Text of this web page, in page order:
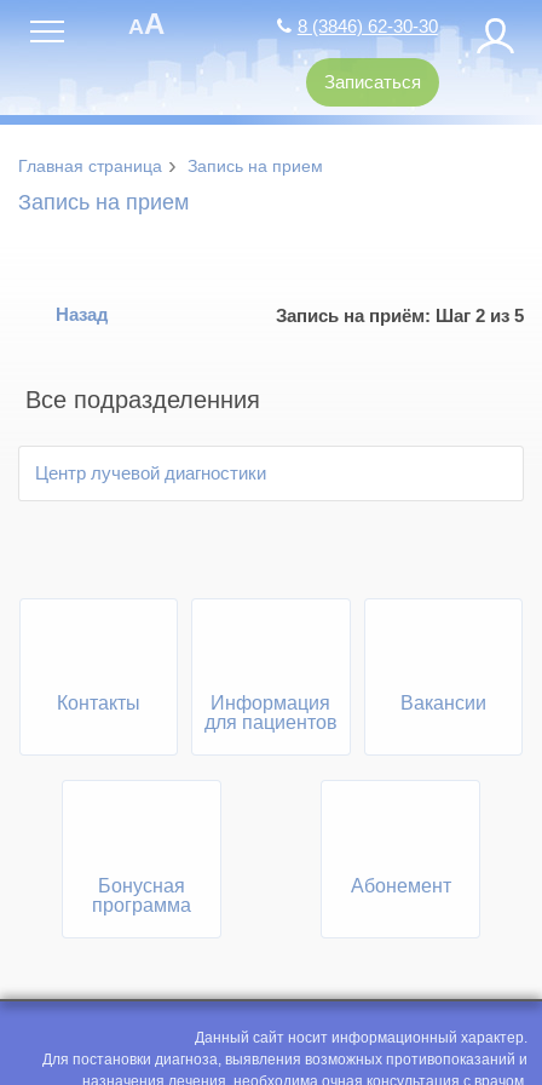
AA 8 (3846) 62-30-30
Записаться
Главная страница › Запись на прием
Запись на прием
Назад Запись на приём: Шаг 2 из 5
Все подразделенния
Центр лучевой диагностики
Контакты
Информация
для пациентов
Вакансии
Бонусная
программа
Абонемент
Данный сайт носит информационный характер.
Для постановки диагноза, выявления возможных противопоказаний и